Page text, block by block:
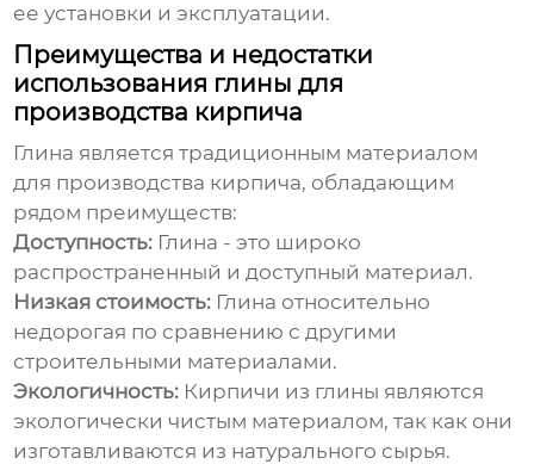
ее установки и эксплуатации.
Преимущества и недостатки
использования глины для
производства кирпича
Глина является традиционным материалом
для производства кирпича, обладающим
рядом преимуществ:
Доступность: Глина - это широко
распространенный и доступный материал.
Низкая стоимость: Глина относительно
недорогая по сравнению с другими
строительными материалами.
Экологичность: Кирпичи из глины являются
экологически чистым материалом, так как они
изготавливаются из натурального сырья.